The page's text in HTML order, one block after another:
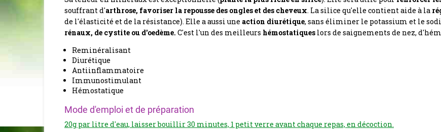
souffrant d'arthrose, favoriser la repousse des ongles et des cheveux. La silice qu'elle contient aide à la
de l'élasticité et de la résistance). Elle a aussiune action diurétique, sans éliminer le potassium et le
rénaux, de cystite ou d'oedème. C'est l'un des meilleurs hémostatiques lors de saignements de nez,
Reminéralisant
Diurétique
Antiinflammatoire
Immunostimulant
Hémostatique
Mode d'emploi et de préparation
20g par litre d'eau, laisser bouillir 30 minutes, 1 petit verre avant chaque repas, en décoction.